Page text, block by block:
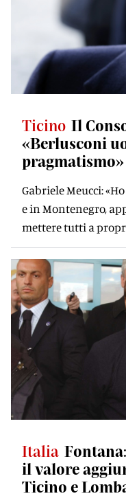
Ticino Il
«Berlusconi
pragmatismo»
Gabriele Meucci:
e in Montenegro,
mettere tutti a
Italia
il valore
Ticino e